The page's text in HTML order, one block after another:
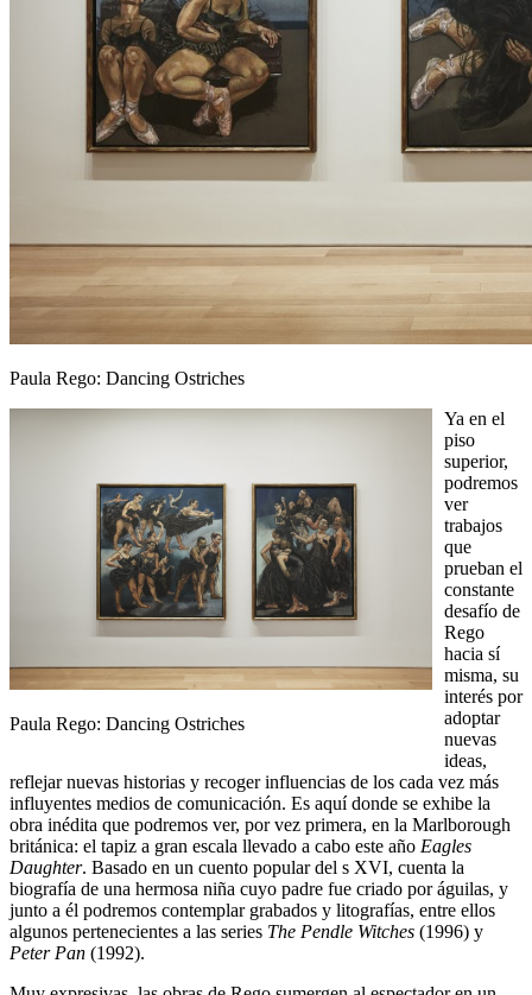
Paula Rego: Dancing Ostriches
Paula Rego: Dancing Ostriches
Ya en el
piso
superior,
podremos
ver
trabajos
que
prueban el
constante
desafío de
Rego
hacia sí
misma, su
interés por
adoptar
nuevas
ideas,
reflejar nuevas historias y recoger influencias de los cada vez más
influyentes medios de comunicación. Es aquí donde se exhibe la
obra inédita que podremos ver, por vez primera, en la Marlborough
británica: el tapiz a gran escala llevado a cabo este año Eagles
Daughter. Basado en un cuento popular del s XVI, cuenta la
biografía de una hermosa niña cuyo padre fue criado por águilas, y
junto a él podremos contemplar grabados y litografías, entre ellos
algunos pertenecientes a las series The Pendle Witches (1996) y
Peter Pan (1992).